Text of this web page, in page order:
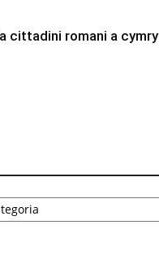
cittadini romani a cymry